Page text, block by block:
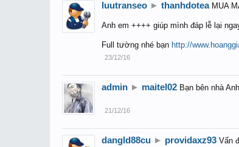
luutranseo ► thanhdotea MUA
Anh em ++++ giúp mình đáp lễ lại
Full tường nhé bạn http://
23/12/16
admin ► maitel02 Bạn bên nhà
21/12/16
dangld88cu ► providaxz93 Vấn